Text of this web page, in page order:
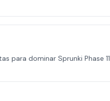
para dominar Sprunki Phase 11